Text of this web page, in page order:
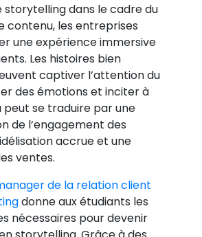
storytelling dans le cadre du
contenu, les entreprises
une expérience immersive
Les histoires bien
captiver l’attention du
des émotions et inciter à
peut se traduire par une
de l’engagement des
accrue et une
ventes.
de la relation client
donne aux étudiants les
nécessaires pour devenir